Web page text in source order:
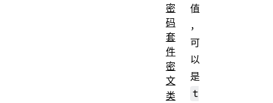
值
，
可
以
是
t
密
码
套
件
密
文
类